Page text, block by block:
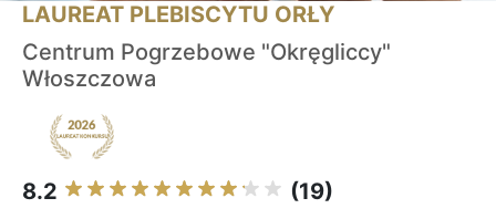
LAUREAT PLEBISCYTU ORŁY
Centrum Pogrzebowe "Okręgliccy"
Włoszczowa
8.2 (19)